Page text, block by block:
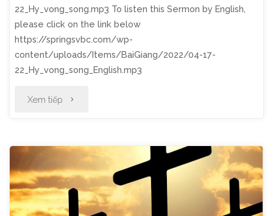
Trời"
22_Hy_vong_song.mp3 To listen this Sermon by English,
please click on the link below
https://springsvbc.com/wp-
content/uploads/Items/BaiGiang/2022/04-17-
22_Hy_vong_song_English.mp3
Xem tiếp "Thờ
Chúa
Nhật
Ngày